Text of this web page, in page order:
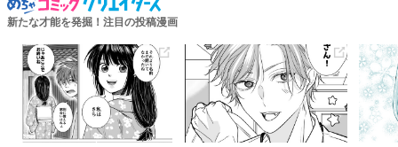
新たな才能を発掘！注目の投稿漫画